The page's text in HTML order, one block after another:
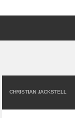
CHRISTIAN JACKSTELL